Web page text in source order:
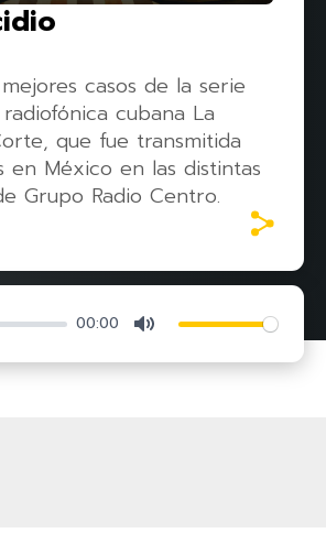
casos de la serie
cubana La
que fue transmitida
en México en las distintas
Grupo Radio Centro.
00:00 Mute